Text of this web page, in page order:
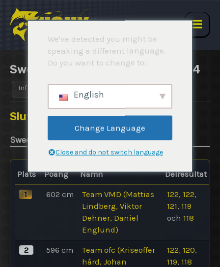
innehåll
Main
Swedish Ice Pike Open 2023-2024
Info Regler Resultat Rapporter
Slutresultat
Swedish Ice Pike Open 2023-2024
Plats Poäng Namn Delresultat
1 602 cm
Team VMD (Mattias
Lindberg, Viktor
Dehner, Daniel
Englund)
122, 122,
121, 119
och 118
2 596 cm
Team ofc (Kriseoffer
hård, Johan
122, 120,
119, 118
We've detected you might be
speaking a different language.
Do you want to change to:
English
Change Language
Close and do not switch language